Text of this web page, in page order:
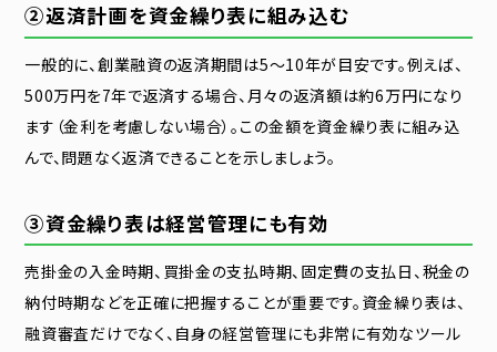
②返済計画を資金繰り表に組み込む
一般的に、創業融資の返済期間は5〜10年が目安です。例えば、
500万円を7年で返済する場合、月々の返済額は約6万円になり
ます（金利を考慮しない場合）。この金額を資金繰り表に組み込
んで、問題なく返済できることを示しましょう。
③資金繰り表は経営管理にも有効
売掛金の入金時期、買掛金の支払時期、固定費の支払日、税金の
納付時期などを正確に把握することが重要です。資金繰り表は、
融資審査だけでなく、自身の経営管理にも非常に有効なツール